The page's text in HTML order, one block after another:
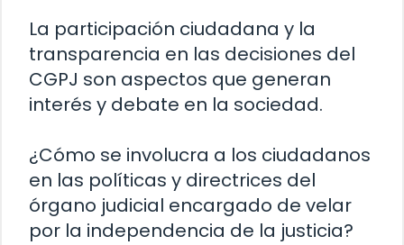
La participación ciudadana y la
transparencia en las decisiones del
CGPJ son aspectos que generan
interés y debate en la sociedad.
¿Cómo se involucra a los ciudadanos
en las políticas y directrices del
órgano judicial encargado de velar
por la independencia de la justicia?